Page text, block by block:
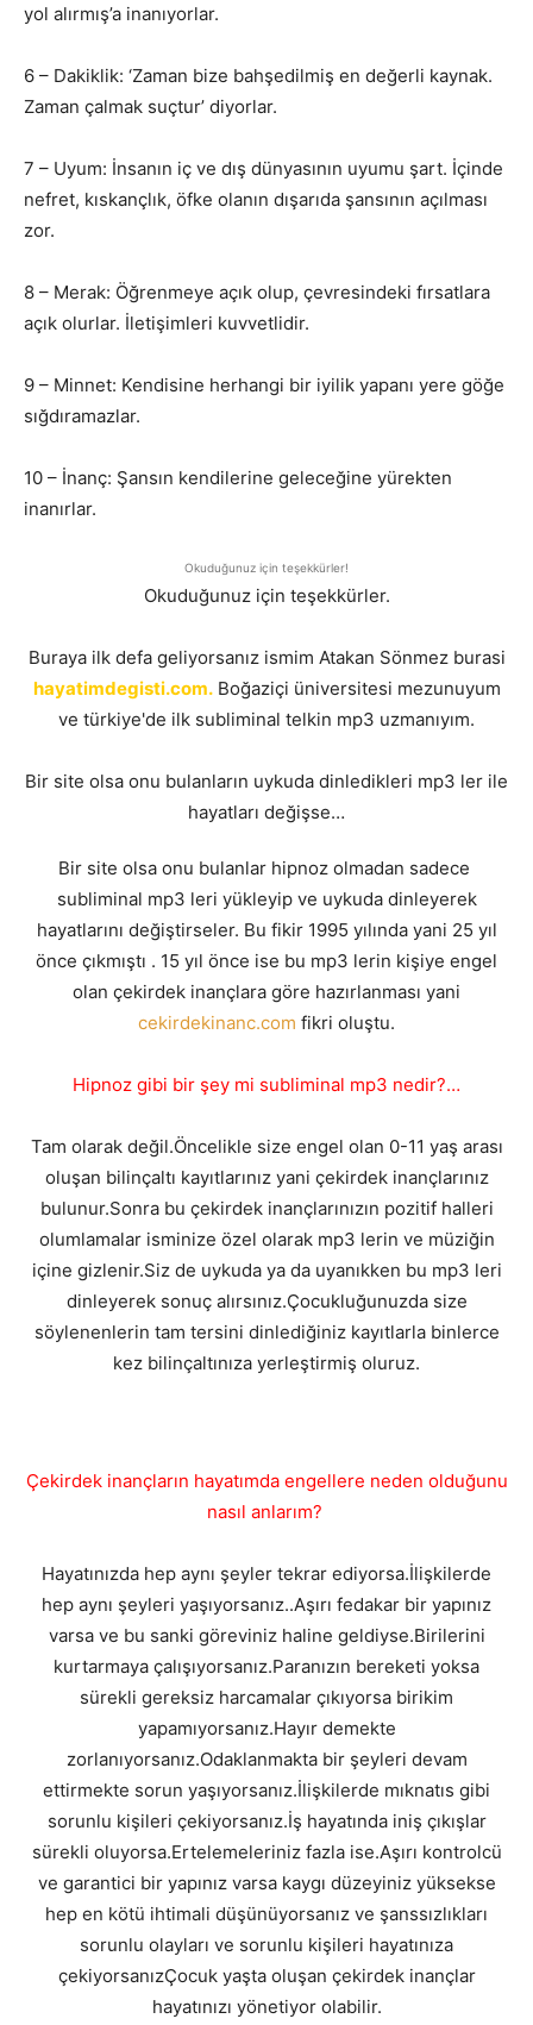
yol alırmış’a inanıyorlar.
6 – Dakiklik: ‘Zaman bize bahşedilmiş en değerli kaynak.
Zaman çalmak suçtur’ diyorlar.
7 – Uyum: İnsanın iç ve dış dünyasının uyumu şart. İçinde
nefret, kıskançlık, öfke olanın dışarıda şansının açılması
zor.
8 – Merak: Öğrenmeye açık olup, çevresindeki fırsatlara
açık olurlar. İletişimleri kuvvetlidir.
9 – Minnet: Kendisine herhangi bir iyilik yapanı yere göğe
sığdıramazlar.
10 – İnanç: Şansın kendilerine geleceğine yürekten
inanırlar.
Okuduğunuz için teşekkürler!
Okuduğunuz için teşekkürler.
Buraya ilk defa geliyorsanız ismim Atakan Sönmez burasi
hayatimdegisti.com.Boğaziçi üniversitesi mezunuyum
ve türkiye'de ilk subliminal telkin mp3 uzmanıyım.
Bir site olsa onu bulanların uykuda dinledikleri mp3 ler ile
hayatları değişse…
Bir site olsa onu bulanlar hipnoz olmadan sadece
subliminal mp3 leri yükleyip ve uykuda dinleyerek
hayatlarını değiştirseler. Bu fikir 1995 yılında yani 25 yıl
önce çıkmıştı . 15 yıl önce ise bu mp3 lerin kişiye engel
olan çekirdek inançlara göre hazırlanması yani
cekirdekinanc.com fikri oluştu.
Hipnoz gibi bir şey mi subliminal mp3 nedir?…
Tam olarak değil.Öncelikle size engel olan 0-11 yaş arası
oluşan bilinçaltı kayıtlarınız yani çekirdek inançlarınız
bulunur.Sonra bu çekirdek inançlarınızın pozitif halleri
olumlamalar isminize özel olarak mp3 lerin ve müziğin
içine gizlenir.Siz de uykuda ya da uyanıkken bu mp3 leri
dinleyerek sonuç alırsınız.Çocukluğunuzda size
söylenenlerin tam tersini dinlediğiniz kayıtlarla binlerce
kez bilinçaltınıza yerleştirmiş oluruz.
Çekirdek inançların hayatımda engellere neden olduğunu
nasıl anlarım?
Hayatınızda hep aynı şeyler tekrar ediyorsa.İlişkilerde
hep aynı şeyleri yaşıyorsanız..Aşırı fedakar bir yapınız
varsa ve bu sanki göreviniz haline geldiyse.Birilerini
kurtarmaya çalışıyorsanız.Paranızın bereketi yoksa
sürekli gereksiz harcamalar çıkıyorsa birikim
yapamıyorsanız.Hayır demekte
zorlanıyorsanız.Odaklanmakta bir şeyleri devam
ettirmekte sorun yaşıyorsanız.İlişkilerde mıknatıs gibi
sorunlu kişileri çekiyorsanız.İş hayatında iniş çıkışlar
sürekli oluyorsa.Ertelemeleriniz fazla ise.Aşırı kontrolcü
ve garantici bir yapınız varsa kaygı düzeyiniz yüksekse
hep en kötü ihtimali düşünüyorsanız ve şanssızlıkları
sorunlu olayları ve sorunlu kişileri hayatınıza
çekiyorsanızÇocuk yaşta oluşan çekirdek inançlar
hayatınızı yönetiyor olabilir.